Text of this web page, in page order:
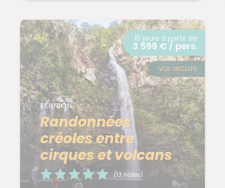
RÉUNION
Randonnées
créoles entre
cirques et volcans
(13 notes)
15 jours à partir de
3 599 € / pers.
VOL INCLUS